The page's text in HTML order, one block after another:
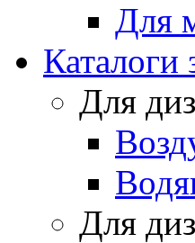
Для
Каталоги
Для
Для